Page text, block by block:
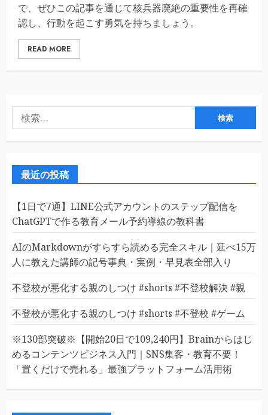
で、ぜひこの記事を通じて核兵器廃絶の重要性を再確
認し、行動を起こす勇気を持ちましょう。
READ MORE
索:
最近の投稿
【1日で7通】LINE公式アカウントのステップ配信を
ChatGPTで作る教育メール予約導線の教科書
AIのMarkdownがすらすら読める完全スキル｜延べ15万
人に教えた講師の記号事典・実例・早見表全部入り
不登校が悪化する親のしつけ #shorts #不登校解決 #親
不登校が悪化する親のしつけ #shorts #不登校 #ゲーム
※130部突破※【開始20日で109,240円】Brainからはじ
めるコンテンツビジネス入門｜SNS集客・教育不要！
「置くだけで売れる」最強プラットフォーム活用術